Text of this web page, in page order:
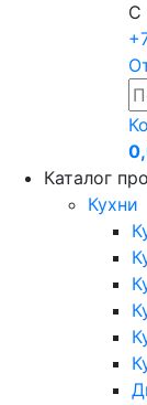
С
Каталог
Кухни